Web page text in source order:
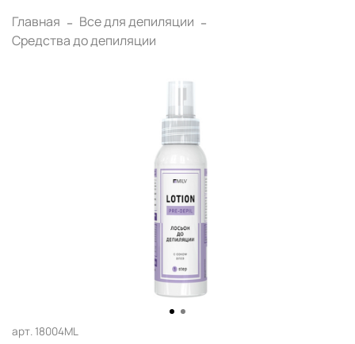
Главная
Все для депиляции
Средства до депиляции
арт. 18004ML